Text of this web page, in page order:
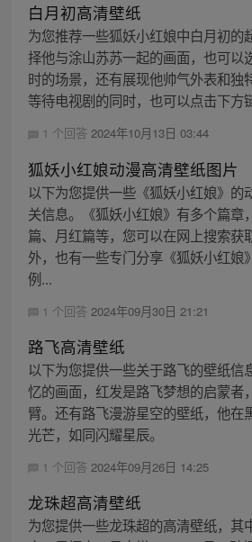
白月初高清壁纸
为您推荐一些狐妖小红娘中白月初的
择他与涂山苏苏一起的画面，也可以
时的场景，还有展现他帅气外表和独
等待电视剧的同时，也可以点击下方
1 个回答 2024年10月13日 03:44
狐妖小红娘动漫高清壁纸图片
以下为您提供一些《狐妖小红娘》的
关信息。《狐妖小红娘》有多个篇章
篇、月红篇等，您可以在网上搜索获
外，也有一些专门分享《狐妖小红娘
例...
1 个回答 2024年09月30日 21:21
路飞高清壁纸
以下为您提供一些关于路飞的壁纸信
忆的画面，红发是路飞梦想的启蒙者
臂。还有路飞漫游星空的壁纸，他在
光芒，如同闪耀星辰。
1 个回答 2024年09月26日 14:25
龙珠超高清壁纸
为您提供一些龙珠超的高清壁纸，其